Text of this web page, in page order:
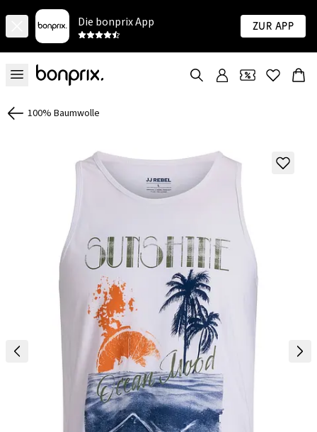
Die bonprix App Zur App
100% Baumwolle